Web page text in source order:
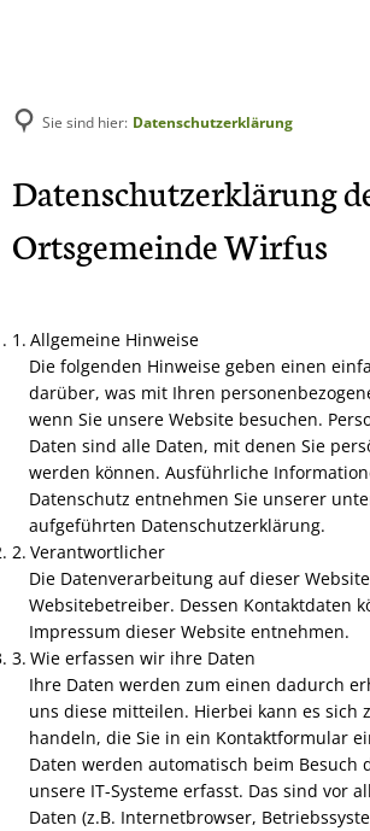
Grußwort
Bürgermeisterin und
Statistik
Amtsblatt
Bürgerportal
Unser
Neue
Bienen
Leben & Wohnen
Schulen
Veranstaltungen
Notdienste
Einrichtungen der
Gewerbe
Kirche
Dorfgarten
Wanderweg
Villa Margarethe
Johannes Junglas
Sie sind hier: Datenschutzerklärung
Datenschutzerklärung
Datenschutzerklärung
Ortsgemeinde Wirfus
Allgemeine Hinweise
Die folgenden Hinweise geben einen
darüber, was mit Ihren
wenn Sie unsere Website besuchen.
Daten sind alle Daten, mit denen Sie
werden können. Ausführliche
Datenschutz entnehmen Sie unserer
aufgeführten Datenschutzerklärung.
Verantwortlicher
Die Datenverarbeitung auf dieser
Websitebetreiber. Dessen Kontaktdaten
Impressum dieser Website entnehmen.
Wie erfassen wir ihre Daten
Ihre Daten werden zum einen dadurch
uns diese mitteilen. Hierbei kann es sich
handeln, die Sie in ein Kontaktformular
Daten werden automatisch beim Besuch
unsere IT-Systeme erfasst. Das sind vor
Daten (z.B. Internetbrowser,